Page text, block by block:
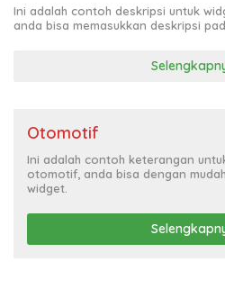
Ini adalah contoh deskripsi untuk
anda bisa memasukkan deskripsi
Otomotif
Ini adalah contoh keterangan
otomotif, anda bisa dengan
widget.